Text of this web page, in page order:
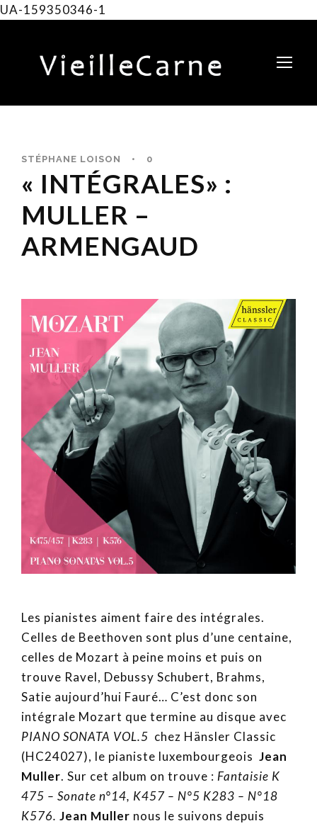
UA-159350346-1
STÉPHANE LOISON • 0
« INTÉGRALES» :
MULLER –
ARMENGAUD
Les pianistes aiment faire des intégrales.
Celles de Beethoven sont plus d’une centaine,
celles de Mozart à peine moins et puis on
trouve Ravel, Debussy Schubert, Brahms,
Satie aujourd’hui Fauré… C’est donc son
intégrale Mozart que termine au disque avec
PIANO SONATA VOL.5 chez Hänsler Classic
(HC24027), le pianiste luxembourgeois Jean
Muller. Sur cet album on trouve : Fantaisie K
475 – Sonate n°14, K457 – N°5 K283 – N°18
K576. Jean Muller nous le suivons depuis